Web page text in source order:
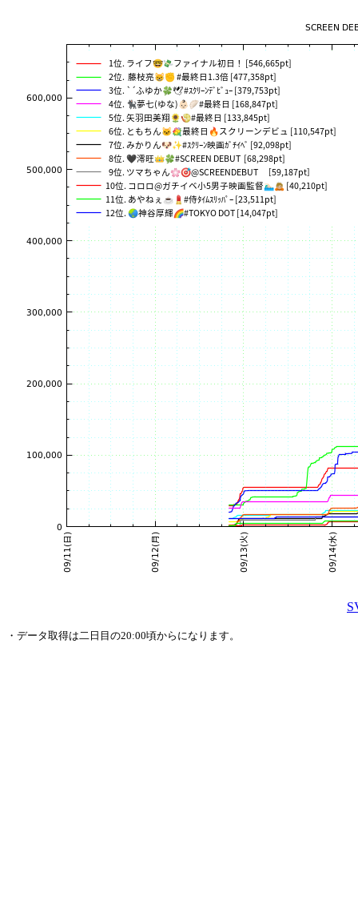
・データ取得は二日目の20:00頃からになります。